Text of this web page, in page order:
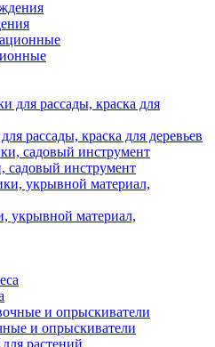
рассады, краска для деревьев
садовый инструмент
укрывной материал,
и опрыскиватели